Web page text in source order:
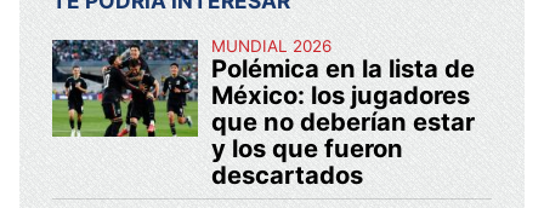
MUNDIAL 2026
Polémica en la lista de
México: los jugadores
que no deberían estar
y los que fueron
descartados